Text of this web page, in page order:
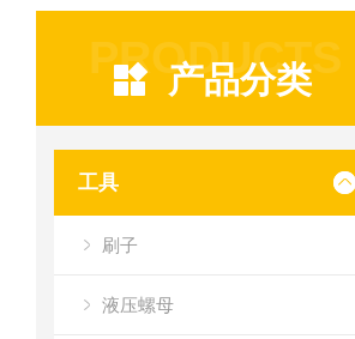
PRODUCTS
产品分类
工具
刷子
液压螺母